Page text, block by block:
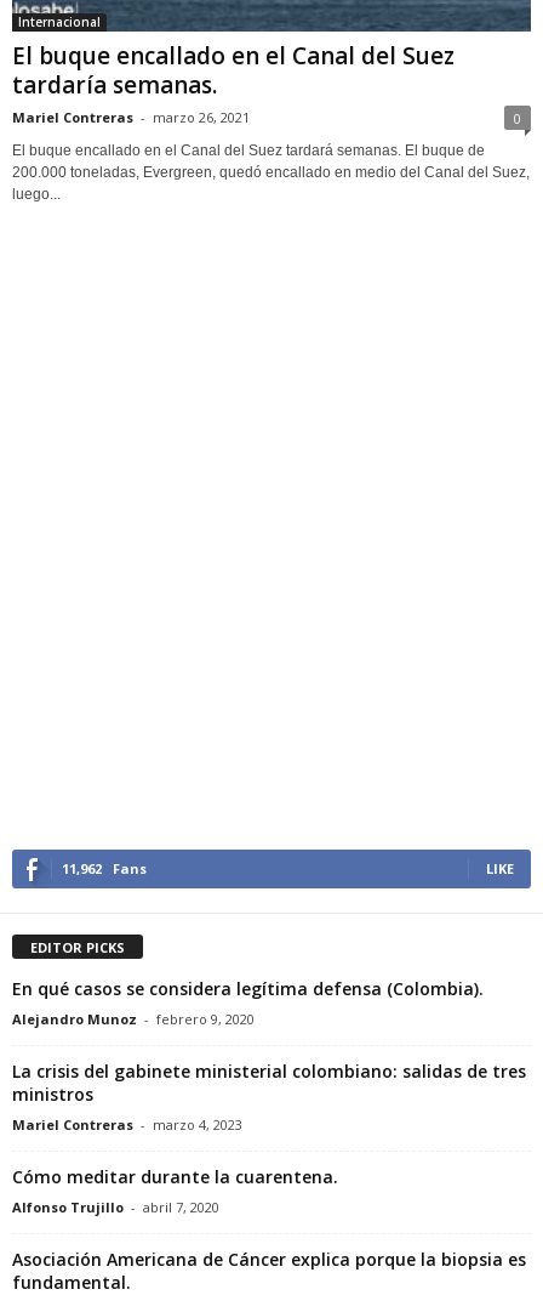
Internacional
El buque encallado en el Canal del Suez
tardaría semanas.
Mariel Contreras - marzo 26, 2021 0
El buque encallado en el Canal del Suez tardará semanas. El buque de
200.000 toneladas, Evergreen, quedó encallado en medio del Canal del Suez,
luego...
11,962 Fans LIKE
EDITOR PICKS
En qué casos se considera legítima defensa (Colombia).
Alejandro Munoz - febrero 9, 2020
La crisis del gabinete ministerial colombiano: salidas de tres
ministros
Mariel Contreras - marzo 4, 2023
Cómo meditar durante la cuarentena.
Alfonso Trujillo - abril 7, 2020
Asociación Americana de Cáncer explica porque la biopsia es
fundamental.